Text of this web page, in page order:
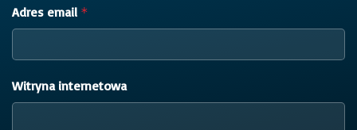
Adres email *
Witryna internetowa